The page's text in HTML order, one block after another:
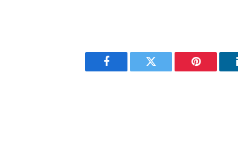
Facebook Twitter Pinterest